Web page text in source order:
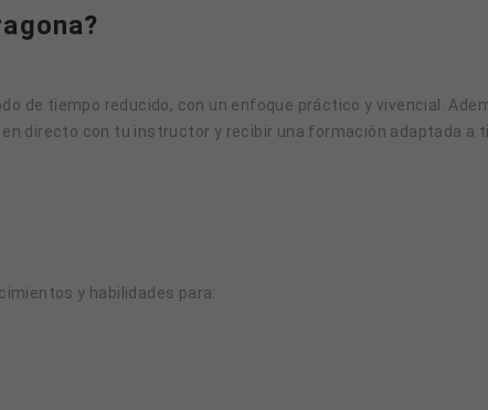
de tiempo reducido, con un enfoque práctico y vivencial.
directo con tu instructor y recibir una formación adaptada a ti.
y habilidades para: